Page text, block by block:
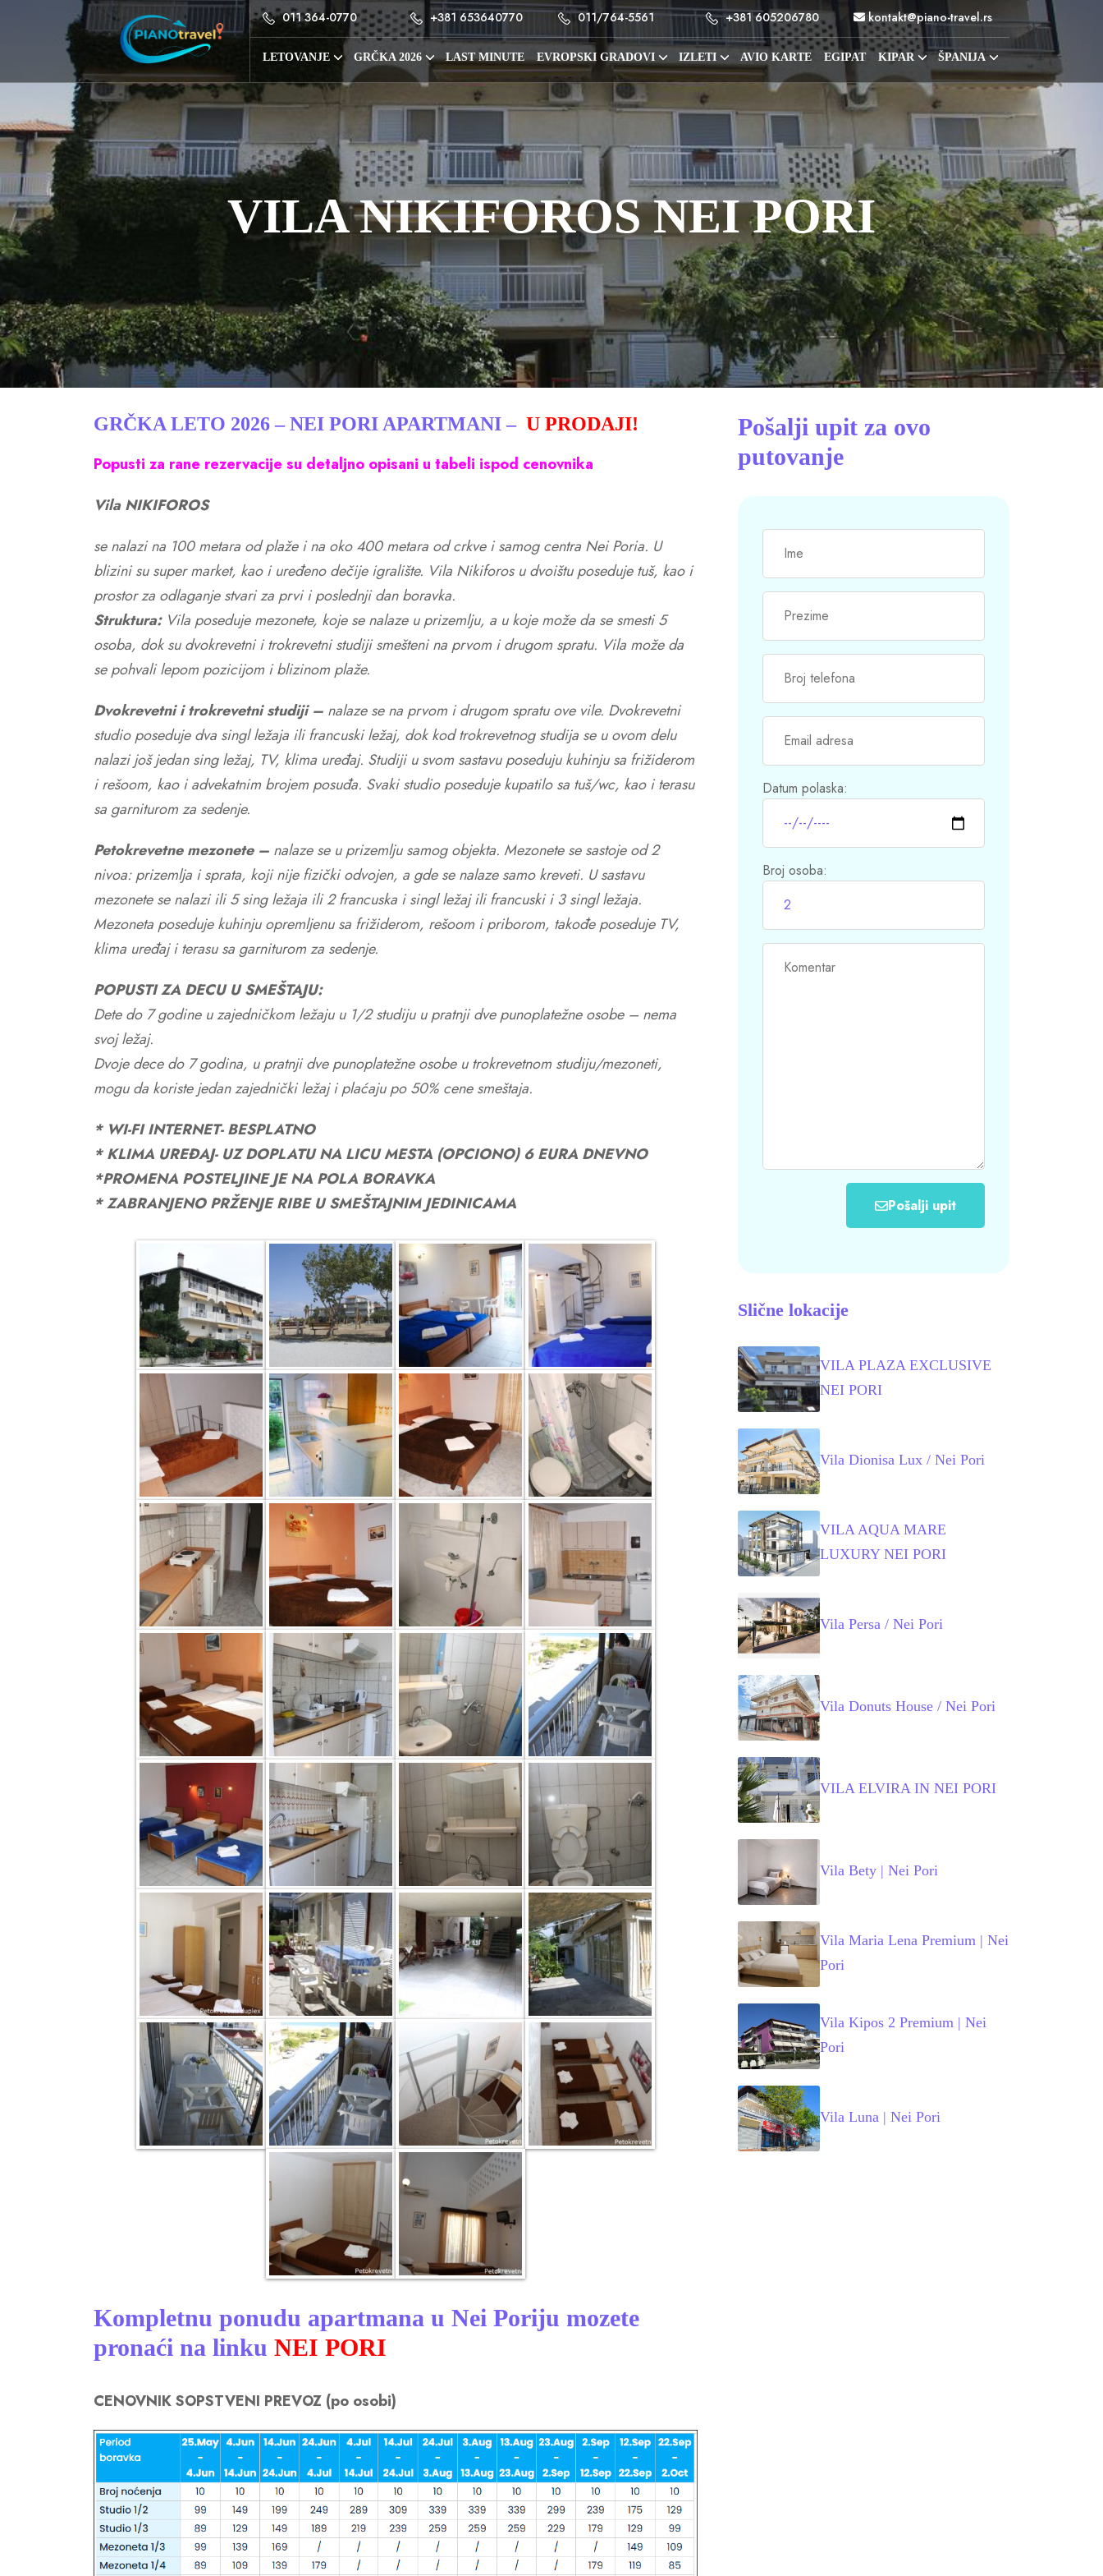
LETOVANJE GRČKA 2026 LAST MINUTE EVROPSKI GRADOVI IZLETI AVIO KARTE EGIPAT KIPAR ŠPANIJA
011 364-0770 +381 653640770 011/764-5561 +381 605206780 kontakt@piano-travel.rs
VILA NIKIFOROS NEI PORI
GRČKA LETO 2026 – NEI PORI APARTMANI – U PRODAJI!
Popusti za rane rezervacije su detaljno opisani u tabeli ispod cenovnika
Vila NIKIFOROS
se nalazi na 100 metara od plaže i na oko 400 metara od crkve i samog centra Nei Poria. U
blizini su super market, kao i uređeno dečije igralište. Vila Nikiforos u dvoištu poseduje tuš, kao i
prostor za odlaganje stvari za prvi i poslednji dan boravka.
Struktura: Vila poseduje mezonete, koje se nalaze u prizemlju, a u koje može da se smesti 5
osoba, dok su dvokrevetni i trokrevetni studiji smešteni na prvom i drugom spratu. Vila može da
se pohvali lepom pozicijom i blizinom plaže.
Dvokrevetni i trokrevetni studiji – nalaze se na prvom i drugom spratu ove vile. Dvokrevetni
studio poseduje dva singl ležaja ili francuski ležaj, dok kod trokrevetnog studija se u ovom delu
nalazi još jedan sing ležaj, TV, klima uređaj. Studiji u svom sastavu poseduju kuhinju sa frižiderom
i rešoom, kao i advekatnim brojem posuđa. Svaki studio poseduje kupatilo sa tuš/wc, kao i terasu
sa garniturom za sedenje.
Petokrevetne mezonete – nalaze se u prizemlju samog objekta. Mezonete se sastoje od 2
nivoa: prizemlja i sprata, koji nije fizički odvojen, a gde se nalaze samo kreveti. U sastavu
mezonete se nalazi ili 5 sing ležaja ili 2 francuska i singl ležaj ili francuski i 3 singl ležaja.
Mezoneta poseduje kuhinju opremljenu sa frižiderom, rešoom i priborom, takođe poseduje TV,
klima uređaj i terasu sa garniturom za sedenje.
POPUSTI ZA DECU U SMEŠTAJU:
Dete do 7 godine u zajedničkom ležaju u 1/2 studiju u pratnji dve punoplatežne osobe – nema
svoj ležaj.
Dvoje dece do 7 godina, u pratnji dve punoplatežne osobe u trokrevetnom studiju/mezoneti,
mogu da koriste jedan zajednički ležaj i plaćaju po 50% cene smeštaja.
* WI-FI INTERNET- BESPLATNO
* KLIMA UREĐAJ- UZ DOPLATU NA LICU MESTA (OPCIONO) 6 EURA DNEVNO
*PROMENA POSTELJINE JE NA POLA BORAVKA
*ZABRANJENO PRŽENJE RIBE U SMEŠTAJNIM JEDINICAMA
Kompletnu ponudu apartmana u Nei Poriju mozete
pronaći na linku NEI PORI
CENOVNIK SOPSTVENI PREVOZ (po osobi)
Pošalji upit za ovo
putovanje
Datum polaska:
Broj osoba:
Pošalji upit
Slične lokacije
VILA PLAZA EXCLUSIVE
NEI PORI
Vila Dionisa Lux / Nei Pori
VILA AQUA MARE
LUXURY NEI PORI
Vila Persa / Nei Pori
Vila Donuts House / Nei Pori
VILA ELVIRA IN NEI PORI
Vila Bety | Nei Pori
Vila Maria Lena Premium | Nei
Pori
Vila Kipos 2 Premium | Nei
Pori
Vila Luna | Nei Pori